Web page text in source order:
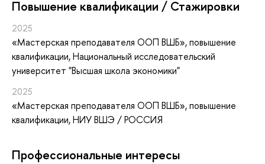
Повышение квалификации / Стажировки
2025
«Мастерская преподавателя ООП ВШБ», повышение
квалификации, Национальный исследовательский
университет "Высшая школа экономики"
2025
«Мастерская преподавателя ООП ВШБ», повышение
квалификации, НИУ ВШЭ / РОССИЯ
Профессиональные интересы